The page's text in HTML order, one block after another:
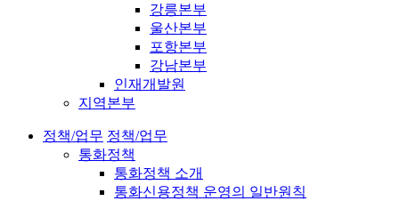
강릉본부
울산본부
포항본부
강남본부
인재개발원
지역본부
정책/업무 정책/업무
통화정책
통화정책 소개
통화신용정책 운영의 일반원칙